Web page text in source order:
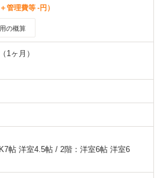
＋管理費等 -円）
の概算
1ヶ月）
帖 洋室4.5帖 / 2階：洋室6帖 洋室6